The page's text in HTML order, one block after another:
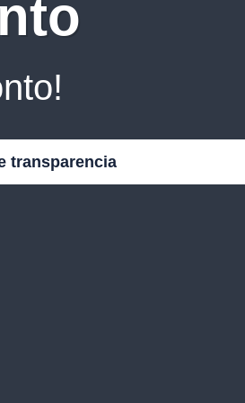
transparencia